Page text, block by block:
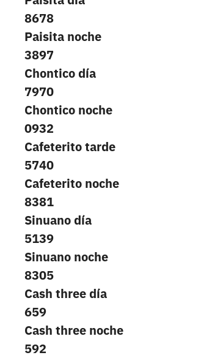
8678
Paisita noche
3897
Chontico día
7970
Chontico noche
0932
Cafeterito tarde
5740
Cafeterito noche
8381
Sinuano día
5139
Sinuano noche
8305
Cash three día
659
Cash three noche
592